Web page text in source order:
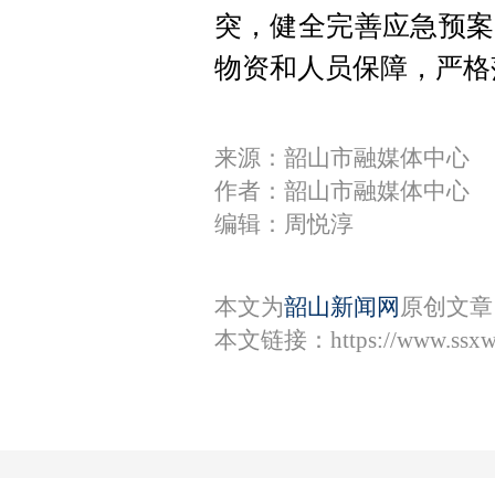
突，健全完善应急预
物资和人员保障，严
来源：韶山市融媒体中心
作者：韶山市融媒体中心
编辑：周悦淳
本文为韶山新闻网 原创文
本文链接： https://